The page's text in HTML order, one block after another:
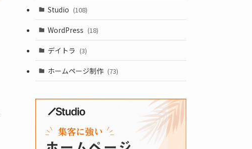
Studio (108)
WordPress (18)
デイトラ (3)
ホームページ制作 (73)